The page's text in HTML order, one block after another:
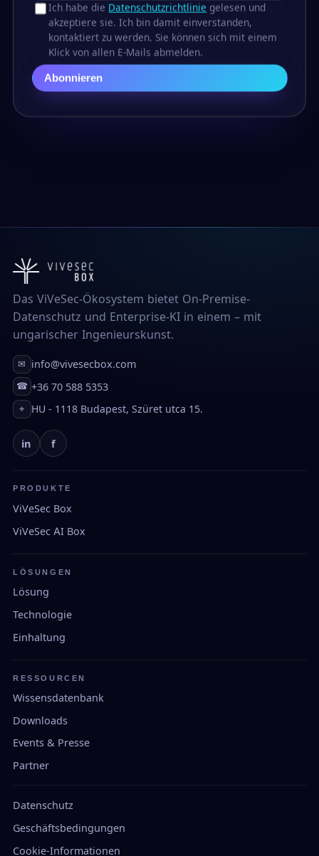
Ich habe die Datenschutzrichtlinie gelesen und
akzeptiere sie. Ich bin damit einverstanden,
kontaktiert zu werden. Sie können sich mit einem
Klick von allen E-Mails abmelden.
Abonnieren
Das ViVeSec-Ökosystem bietet On-Premise-
Datenschutz und Enterprise-KI in einem – mit
ungarischer Ingenieurskunst.
✉ info@vivesecbox.com
☎ +36 70 588 5353
⌖ HU - 1118 Budapest, Szüret utca 15.
in f
PRODUKTE
ViVeSec Box
ViVeSec AI Box
LÖSUNGEN
Lösung
Technologie
Einhaltung
RESSOURCEN
Wissensdatenbank
Downloads
Events & Presse
Partner
Datenschutz
Geschäftsbedingungen
Cookie-Informationen